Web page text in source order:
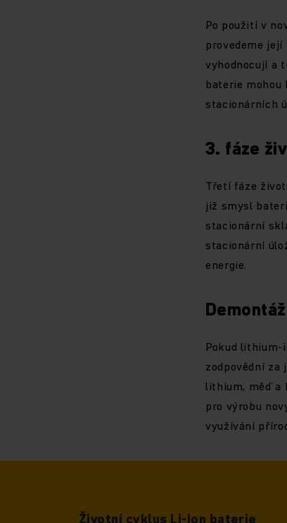
Po použití v
provedeme
vyhodnocují a
baterie
stacionárních
3. fáze
Třetí fáze
již smysl
stacionární
stacionární
energie.
Pokud
zodpovědní
lithium, měď a
pro výrobu
využívání
Životní cyklus Li-Ion baterie